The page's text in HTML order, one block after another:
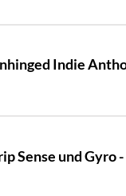
Indie
Sense und Gyro